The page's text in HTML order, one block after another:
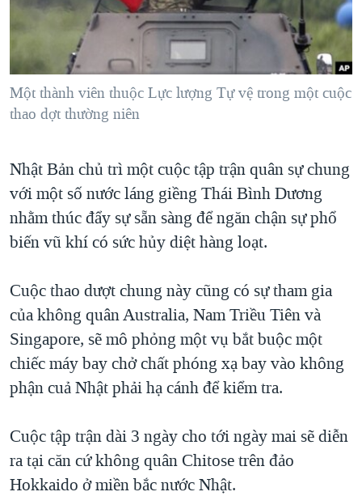
"Tìm"
NGƯỜI VIỆT HẢI NGOẠI
ĐỜI SỐNG
KINH TẾ
VĂN HOÁ
THỂ THAO
GIÁO DỤC
TẠI
HÀNH TRÌNH BẦU CỬ 2024
MỘT NĂM CHIẾN TRANH TẠI DẢI GAZA
GIẢI MÃ VÀNH ĐAI & CON ĐƯỜNG
NGÀY TỊ NẠN THẾ GIỚI
GROUND ZERO – XƯA VÀ NAY
CHI PHÍ CHIẾN TRANH AFGHANISTAN
CÁC GIÁ TRỊ CỘNG HÒA Ở VIỆT NAM
TRỊNH VĨNH BÌNH VS. CHÍNH PHỦ VIỆT NAM
NGƯ DÂN VIỆT VÀ LÀN SÓNG TRỘM HẢI SÂM
BÊN KIA QUỐC LỘ: TIẾNG VỌNG TỪ NÔNG THÔN MỸ
QUAN HỆ VIỆT MỸ
VIDEO
MẠNG XÃ HỘI
Ngôn ngữ khác
Một thành viên thuộc Lực lượng Tự vệ trong một cuộc
thao dợt thường niên
Nhật Bản chủ trì một cuộc tập trận quân sự chung
với một số nước láng giềng Thái Bình Dương
nhằm thúc đẩy sự sẵn sàng để ngăn chận sự phổ
biến vũ khí có sức hủy diệt hàng loạt.
Cuộc thao dượt chung này cũng có sự tham gia
của không quân Australia, Nam Triều Tiên và
Singapore, sẽ mô phỏng một vụ bắt buộc một
chiếc máy bay chở chất phóng xạ bay vào không
phận cuả Nhật phải hạ cánh để kiểm tra.
Cuộc tập trận dài 3 ngày cho tới ngày mai sẽ diễn
ra tại căn cứ không quân Chitose trên đảo
Hokkaido ở miền bắc nước Nhật.